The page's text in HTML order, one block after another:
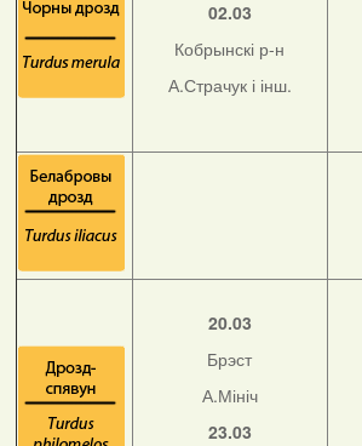
02.03
Кобрынскі р-н
А.Страчук і інш.
20.03
Брэст
А.Мініч
23.03